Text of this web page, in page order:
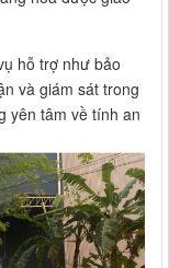
hỗ trợ như bảo
và giám sát trong
yên tâm về tính an